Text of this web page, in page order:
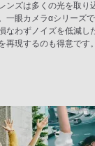
ンズは多くの光を取り
一眼カメラαシリーズ
なわずノイズを低減し
再現するのも得意です。